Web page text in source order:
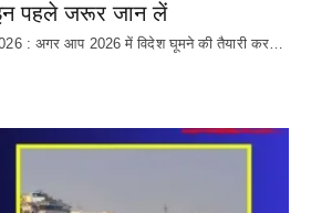
पहले जरूर जान लें
: अगर आप 2026 में विदेश घूमने की तैयारी कर…